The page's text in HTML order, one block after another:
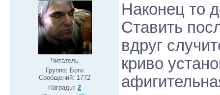
Читатель
Группа: Боги
Сообщений: 1772
Награды: 2
Наконец то
Ставить
вдруг
криво